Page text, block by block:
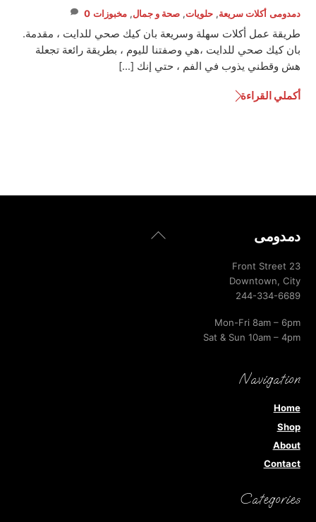
دمدومى أكلات سريعة,حلويات,صحة و جمال,مخبوزات 0
طريقة عمل أكلات سهلة وسريعة بان كيك صحي للدايت ، مقدمة.
بان كيك صحي للدايت ،هي وصفتنا لليوم ، بطريقة رائعة تجعلة
هش وقطني يذوب في الفم ، حتي إنك […]
أكملي القراءة
Back
دمدومى
23 Front Street
Downtown, City
244-334-6689
Mon-Fri 8am – 6pm
Sat & Sun 10am – 4pm
Navigation
Home
Shop
About
Contact
Categories